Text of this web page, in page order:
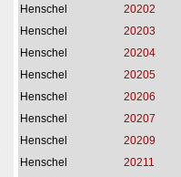
Henschel
20202
Henschel
20203
Henschel
20204
Henschel
20205
Henschel
20206
Henschel
20207
Henschel
20209
Henschel
20211